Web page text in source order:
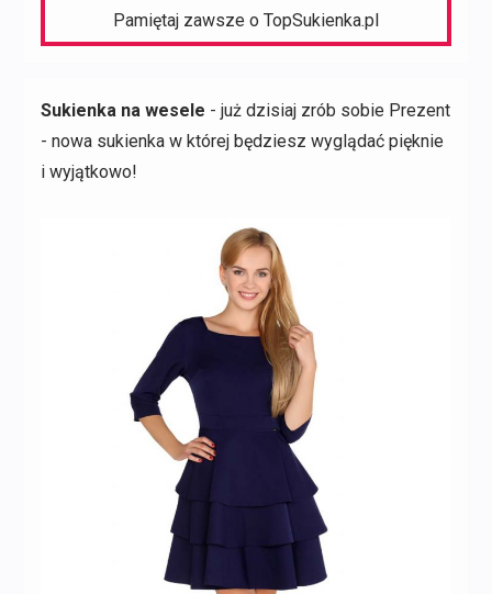
Pamiętaj zawsze o TopSukienka.pl
Sukienka na wesele - już dzisiaj zrób sobie Prezent
- nowa sukienka w której będziesz wyglądać pięknie
i wyjątkowo!